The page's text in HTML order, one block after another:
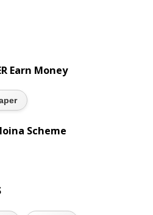
Earn Money
Scheme